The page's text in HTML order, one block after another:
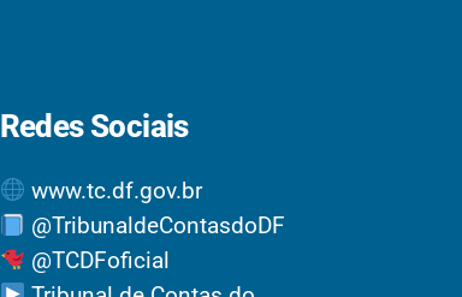
Redes Sociais
www.tc.df.gov.br
@TribunaldeContasdoDF
@TCDFoficial